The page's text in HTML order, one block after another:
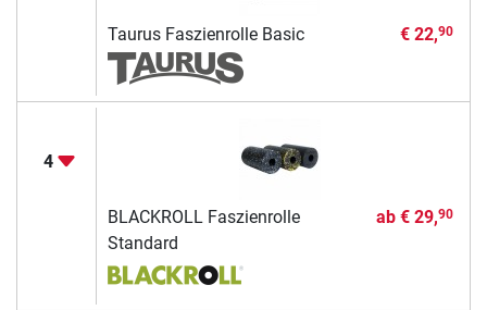
Taurus Faszienrolle Basic € 22,90
4
BLACKROLL Faszienrolle
Standard
ab € 29,90